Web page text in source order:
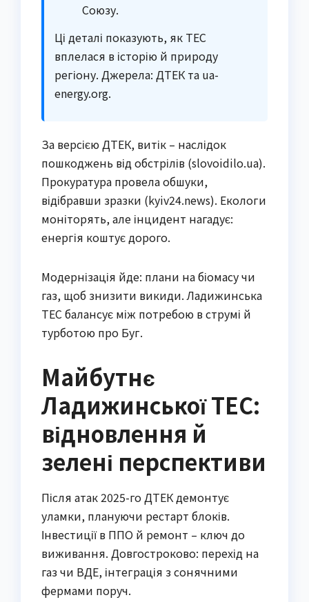
Союзу.
Ці деталі показують, як ТЕС
вплелася в історію й природу
регіону. Джерела: ДТЕК та ua-
energy.org.
За версією ДТЕК, витік – наслідок
пошкоджень від обстрілів (slovoidilo.ua).
Прокуратура провела обшуки,
відібравши зразки (kyiv24.news). Екологи
моніторять, але інцидент нагадує:
енергія коштує дорого.
Модернізація йде: плани на біомасу чи
газ, щоб знизити викиди. Ладижинська
ТЕС балансує між потребою в струмі й
турботою про Буг.
Майбутнє
Ладижинської ТЕС:
відновлення й
зелені перспективи
Після атак 2025-го ДТЕК демонтує
уламки, плануючи рестарт блоків.
Інвестиції в ППО й ремонт – ключ до
виживання. Довгостроково: перехід на
газ чи ВДЕ, інтеграція з сонячними
фермами поруч.